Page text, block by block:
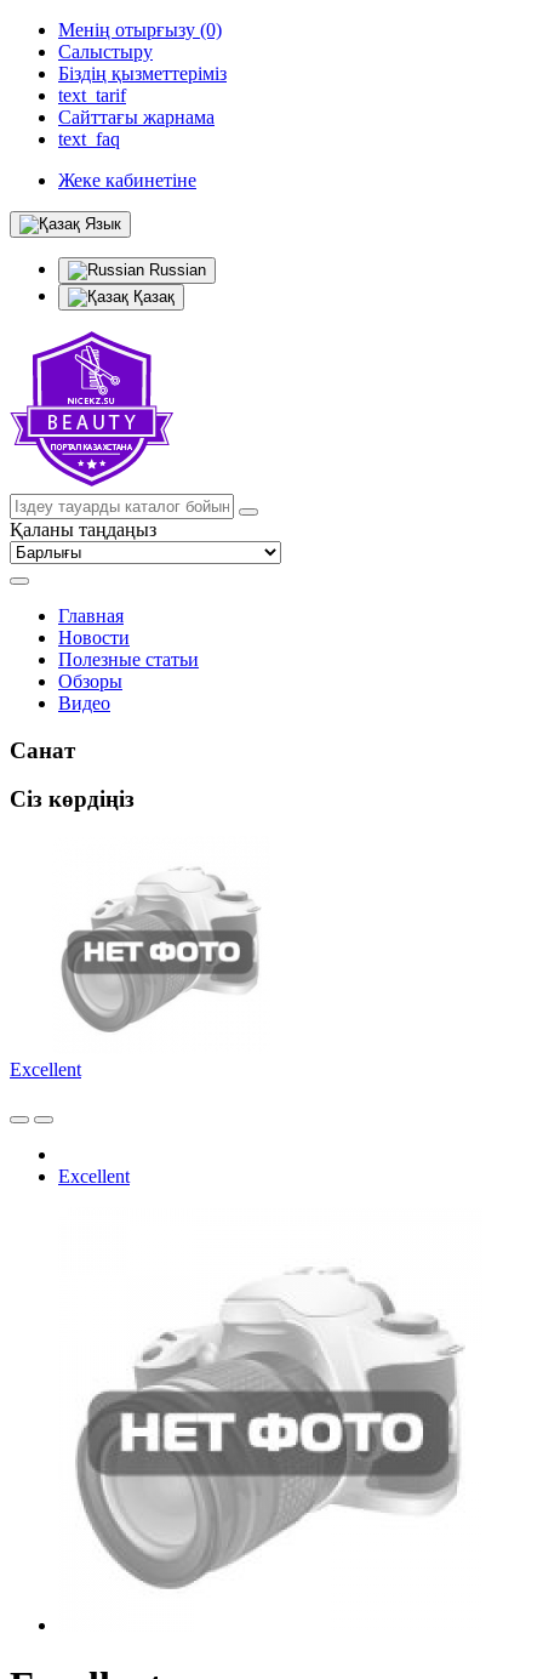
Менің отырғызу (0)
Салыстыру
Біздің қызметтеріміз
text_tarif
Сайттағы жарнама
text_faq
Жеке кабинетіне
Язык
Russian
Қазақ
Қаланы таңдаңыз
Главная
Новости
Полезные статьи
Обзоры
Видео
Санат
Сіз көрдіңіз
Excellent
Excellent